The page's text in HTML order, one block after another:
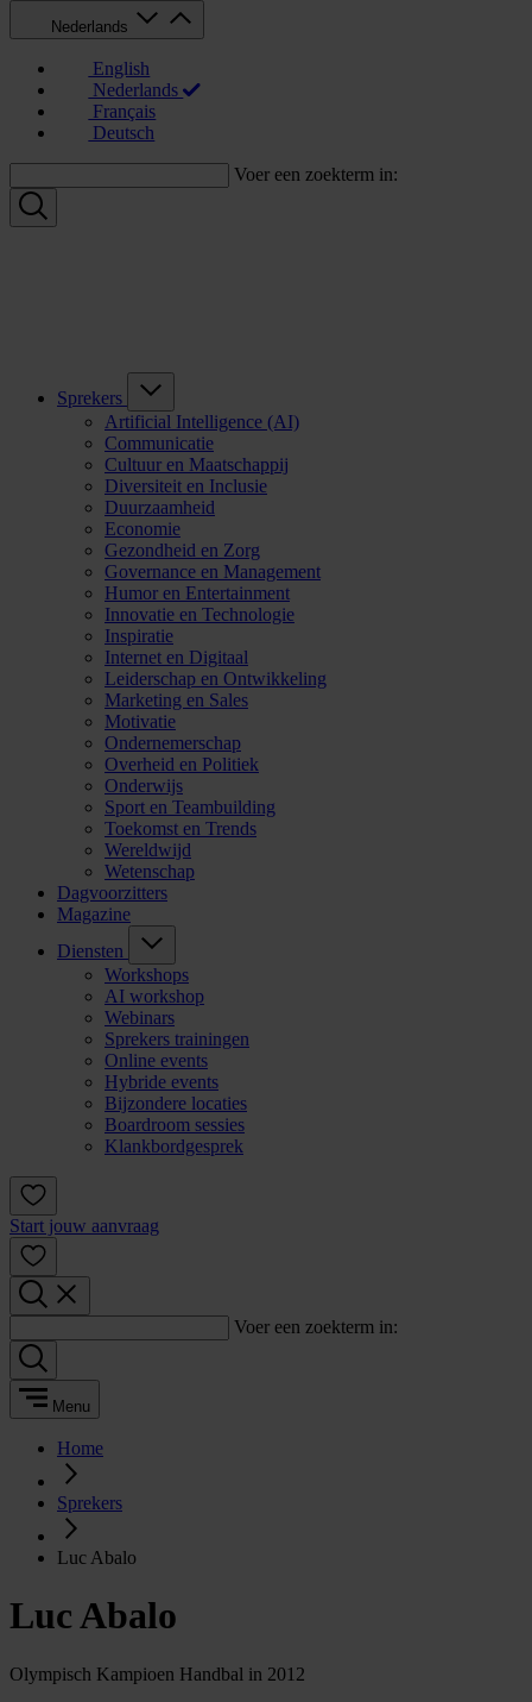
Nederlands
English
Nederlands
Français
Deutsch
Voer een zoekterm in:
Sprekers
Artificial Intelligence (AI)
Communicatie
Cultuur en Maatschappij
Diversiteit en Inclusie
Duurzaamheid
Economie
Gezondheid en Zorg
Governance en Management
Humor en Entertainment
Innovatie en Technologie
Inspiratie
Internet en Digitaal
Leiderschap en Ontwikkeling
Marketing en Sales
Motivatie
Ondernemerschap
Overheid en Politiek
Onderwijs
Sport en Teambuilding
Toekomst en Trends
Wereldwijd
Wetenschap
Dagvoorzitters
Magazine
Diensten
Workshops
AI workshop
Webinars
Sprekers trainingen
Online events
Hybride events
Bijzondere locaties
Boardroom sessies
Klankbordgesprek
Start jouw aanvraag
Voer een zoekterm in:
Menu
Home
Sprekers
Luc Abalo
Luc Abalo
Olympisch Kampioen Handbal in 2012